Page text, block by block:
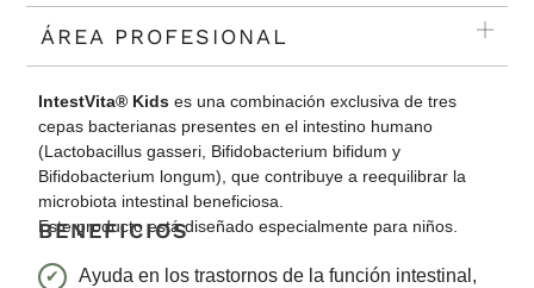
ÁREA PROFESIONAL
IntestVita® Kids es una combinación exclusiva de tres
cepas bacterianas presentes en el intestino humano
(Lactobacillus gasseri, Bifidobacterium bifidum y
Bifidobacterium longum), que contribuye a reequilibrar la
microbiota intestinal beneficiosa.
Este producto está diseñado especialmente para niños.
BENEFICIOS
Ayuda en los trastornos de la función intestinal,